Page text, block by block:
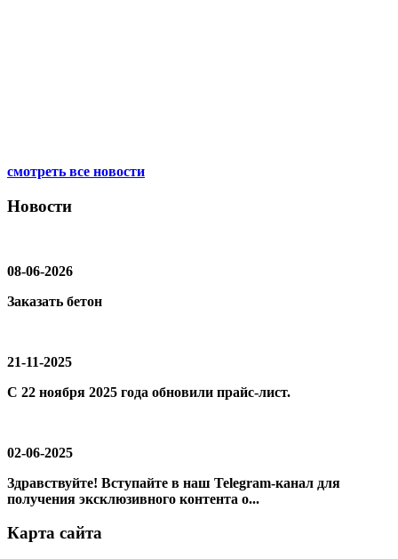
смотреть все новости
Новости
08-06-2026
Заказать бетон
21-11-2025
С 22 ноября 2025 года обновили прайс-лист.
02-06-2025
Здравствуйте! Вступайте в наш Telegram-канал для
получения эксклюзивного контента о...
Карта сайта